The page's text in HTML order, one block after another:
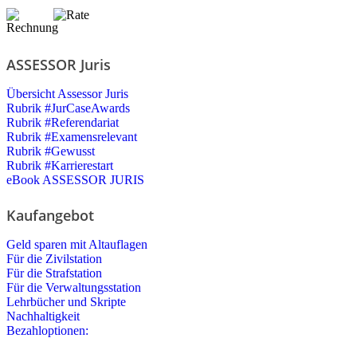
ASSESSOR Juris
Übersicht Assessor Juris
Rubrik #JurCaseAwards
Rubrik #Referendariat
Rubrik #Examensrelevant
Rubrik #Gewusst
Rubrik #Karrierestart
eBook ASSESSOR JURIS
Kaufangebot
Geld sparen mit Altauflagen
Für die Zivilstation
Für die Strafstation
Für die Verwaltungsstation
Lehrbücher und Skripte
Nachhaltigkeit
Bezahloptionen: